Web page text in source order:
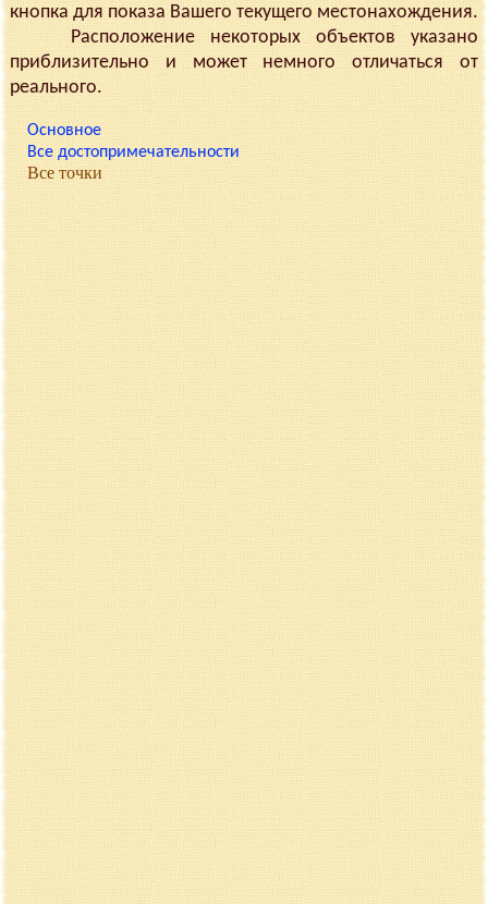
кнопка для показа Вашего текущего местонахождения.
Расположение некоторых объектов указано
приблизительно и может немного отличаться от
реального.
Основное
Все достопримечательности
Все точки